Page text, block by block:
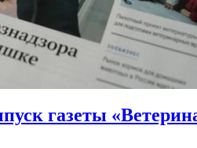
газеты